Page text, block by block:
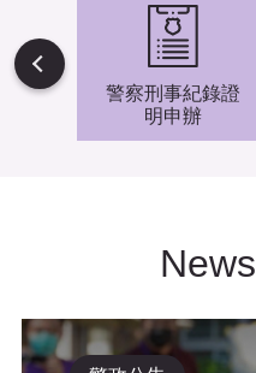
難專
警察刑事紀錄證
明申辦
News